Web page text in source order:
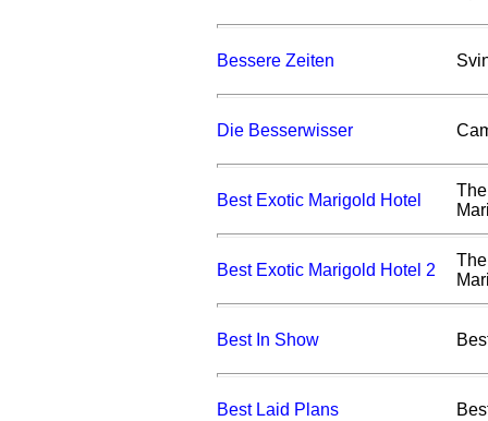
Bessere Zeiten
Die Besserwisser
Best Exotic Marigold Hotel
Best Exotic Marigold Hotel 2
Best In Show
Best Laid Plans